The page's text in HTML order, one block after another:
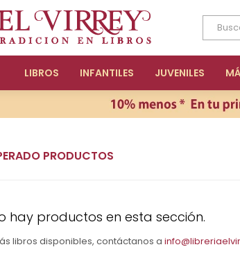
LIBROS INFANTILES JUVENILES
PRODUCTOS
hay productos en esta sección.
libros disponibles, contáctanos a